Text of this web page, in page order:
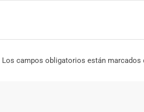
Los campos obligatorios están marcados